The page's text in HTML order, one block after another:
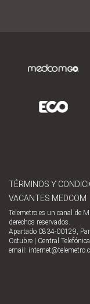
TÉRMINOS Y
VACANTES MEDCOM
Telemetro es un canal de
derechos reservados.
Apartado 0834-00129,
Octubre | Central
email: